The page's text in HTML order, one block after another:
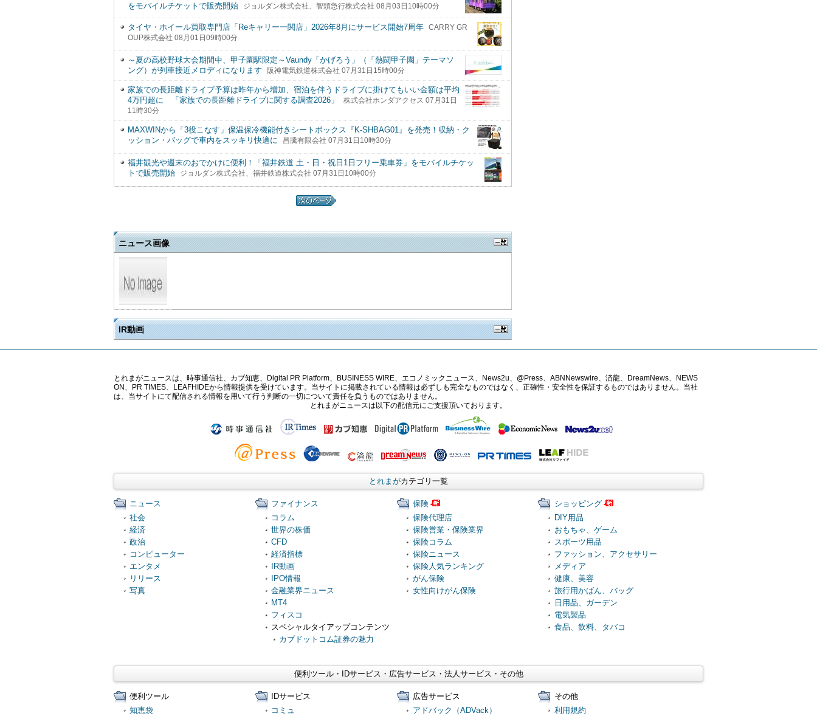
をモバイルチケットで販売開始
ジョルダン株式会社、智頭急行株式会社 08月03日10時00分
タイヤ・ホイール買取専門店「Reキャリー一関店」2026年8月にサービス開始7周年
CARRY GR
OUP株式会社 08月01日09時00分
～夏の高校野球大会期間中、甲子園駅限定～Vaundy「かげろう」（「熱闘甲子園」テーマソ
ング）が列車接近メロディになります
阪神電気鉄道株式会社 07月31日15時00分
家族での長距離ドライブ予算は昨年から増加、宿泊を伴うドライブに掛けてもいい金額は平均
4万円超に 「家族での長距離ドライブに関する調査2026」
株式会社ホンダアクセス 07月31日
11時30分
MAXWINから「3役こなす」保温保冷機能付きシートボックス『K-SHBAG01』を発売！収納・ク
ッション・バッグで車内をスッキリ快適に
昌騰有限会社 07月31日10時30分
福井観光や週末のおでかけに便利！「福井鉄道 土・日・祝日1日フリー乗車券」をモバイルチケッ
トで販売開始
ジョルダン株式会社、福井鉄道株式会社 07月31日10時00分
ニュース画像
IR動画
とれまがニュースは、時事通信社、カブ知恵、Digital PR Platform、BUSINESS WIRE、エコノミックニュース、News2u、@Press、ABNNewswire、済龍、DreamNews、NEWS
ON、PR TIMES、LEAFHIDEから情報提供を受けています。当サイトに掲載されている情報は必ずしも完全なものではなく、正確性・安全性を保証するものではありません。当社
は、当サイトにて配信される情報を用いて行う判断の一切について責任を負うものではありません。
とれまがニュースは以下の配信元にご支援頂いております。
とれまがカテゴリ一覧
ニュース
社会
経済
政治
コンピューター
エンタメ
リリース
写真
ファイナンス
コラム
世界の株価
CFD
経済指標
IR動画
IPO情報
金融業界ニュース
MT4
フィスコ
スペシャルタイアップコンテンツ
カブドットコム証券の魅力
保険
保険代理店
保険営業・保険業界
保険コラム
保険ニュース
保険人気ランキング
がん保険
女性向けがん保険
ショッピング
DIY用品
おもちゃ、ゲーム
スポーツ用品
ファッション、アクセサリー
メディア
健康、美容
旅行用かばん、バッグ
日用品、ガーデン
電気製品
食品、飲料、タバコ
便利ツール・IDサービス・広告サービス・法人サービス・その他
便利ツール
知恵袋
IDサービス
コミュ
広告サービス
アドバック（ADVack）
その他
利用規約